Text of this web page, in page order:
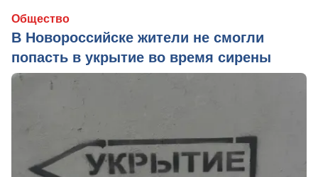
Общество
В Новороссийске жители не смогли
попасть в укрытие во время сирены